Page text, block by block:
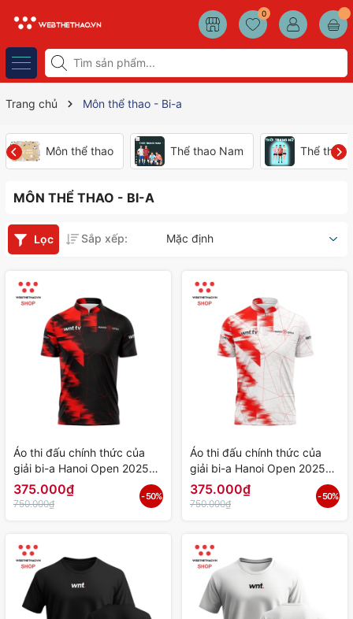
0
Trang chủ Môn thể thao - Bi-a
Môn thể thao Thể thao Nam Thể thao
MÔN THỂ THAO - BI-A
Lọc Sắp xếp: Mặc định
Áo thi đấu chính thức của
giải bi-a Hanoi Open 2025
"Đen" - Hàng Chính Hãng
375.000₫
750.000₫
- 50%
Áo thi đấu chính thức của
giải bi-a Hanoi Open 2025
"Trắng" - Hàng Chính Hãng
375.000₫
750.000₫
- 50%